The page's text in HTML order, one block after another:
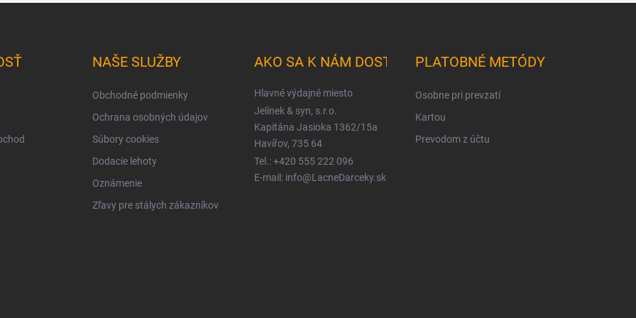
NAŠE SLUŽBY
Obchodné podmienky
Ochrana osobných údajov
Súbory cookies
Dodacie lehoty
Oznámenie
Zľavy pre stálych zákazníkov
AKO SA K NÁM DOSTANETE
Hlavné výdajné miesto
Jelínek & syn, s.r.o.
Kapitána Jasioka 1362/15a
Havířov, 735 64
Tel.: +420 555 222 096
E-mail: info@LacneDarceky.sk
PLATOBNÉ METÓDY
Osobne pri prevzatí
Kartou
Prevodom z účtu